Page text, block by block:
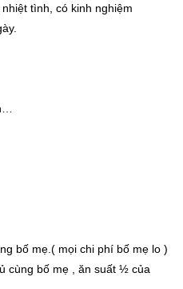
tình, có kinh nghiệm
bố mẹ.( mọi chi phí bố mẹ lo )
cùng bố mẹ , ăn suất ½ của